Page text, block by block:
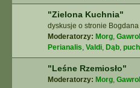
"Zielona Kuchnia"
dyskusje o stronie
Moderatorzy: Morg,
Perianalis, Valdi, Dąb,
"Leśne Rzemiosło"
Moderatorzy: Morg,